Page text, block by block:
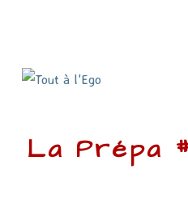
La Prépa